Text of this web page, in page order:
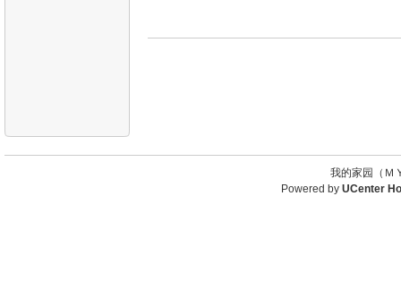
我的家园（
Powered by UCenter